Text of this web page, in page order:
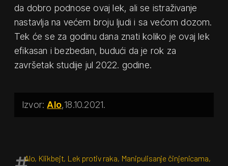
da dobro podnose ovaj lek, ali se istraživanje
nastavlja na većem broju ljudi i sa većom dozom.
Tek će se za godinu dana znati koliko je ovaj lek
efikasan i bezbedan, budući da je rok za
završetak studije jul 2022. godine.
Alo 18.10.2021.
Alo, Klikbejt, Lek protiv raka, Manipulisanje činjenicama,